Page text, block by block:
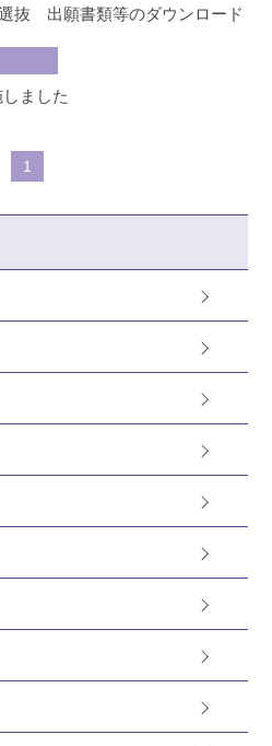
抜 出願書類等のダウンロード
ました
1